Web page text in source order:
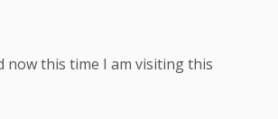
now this time I am visiting this